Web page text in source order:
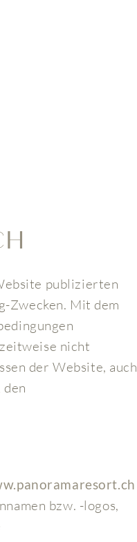
publizierten
Zwecken. Mit dem
nicht
der Website, auch
bzw. -logos,